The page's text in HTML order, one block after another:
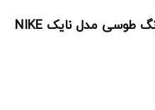
کفش کتانی اسپرت مردانه رنگ طوسی مدل نایک NIKE